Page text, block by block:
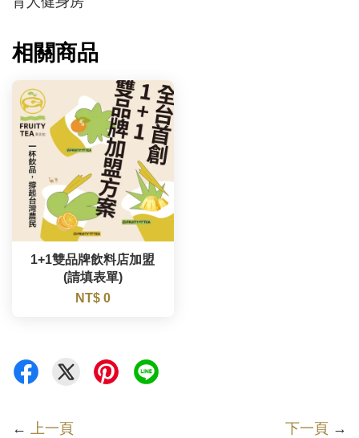
相關商品
1+1雙品牌飲料店加盟
(請填表單)
NT$ 0
← 上一頁 下一頁 →